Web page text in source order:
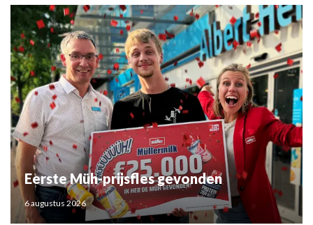
Eerste Müh-prijsfles gevonden
6 augustus 2026